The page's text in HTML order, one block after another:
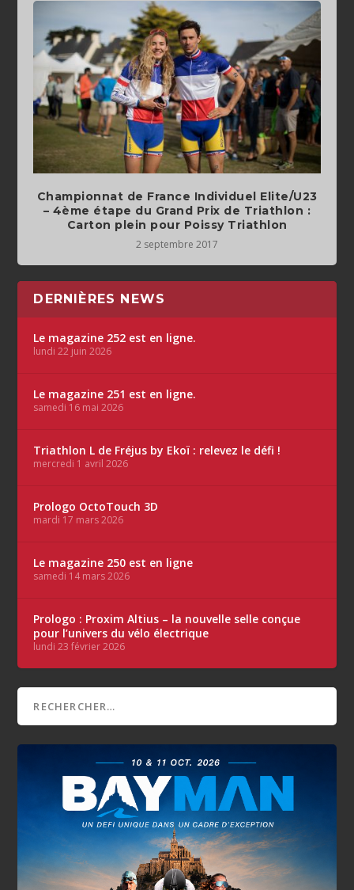
Championnat de France Individuel Elite/U23
– 4ème étape du Grand Prix de Triathlon :
Carton plein pour Poissy Triathlon
2 septembre 2017
DERNIÈRES NEWS
Le magazine 252 est en ligne.
lundi 22 juin 2026
Le magazine 251 est en ligne.
samedi 16 mai 2026
Triathlon L de Fréjus by Ekoï : relevez le défi !
mercredi 1 avril 2026
Prologo OctoTouch 3D
mardi 17 mars 2026
Le magazine 250 est en ligne
samedi 14 mars 2026
Prologo : Proxim Altius – la nouvelle selle conçue
pour l’univers du vélo électrique
lundi 23 février 2026